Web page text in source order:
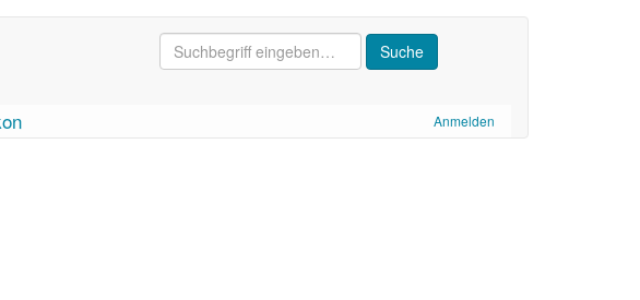
Anmelden